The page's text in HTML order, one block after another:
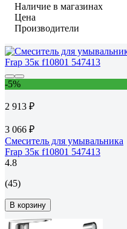
Наличие в магазинах
Цена
Производители
-5%
2 913 ₽
3 066 ₽
Смеситель для умывальника
Frap 35к f10801 547413
4.8
(45)
В корзину